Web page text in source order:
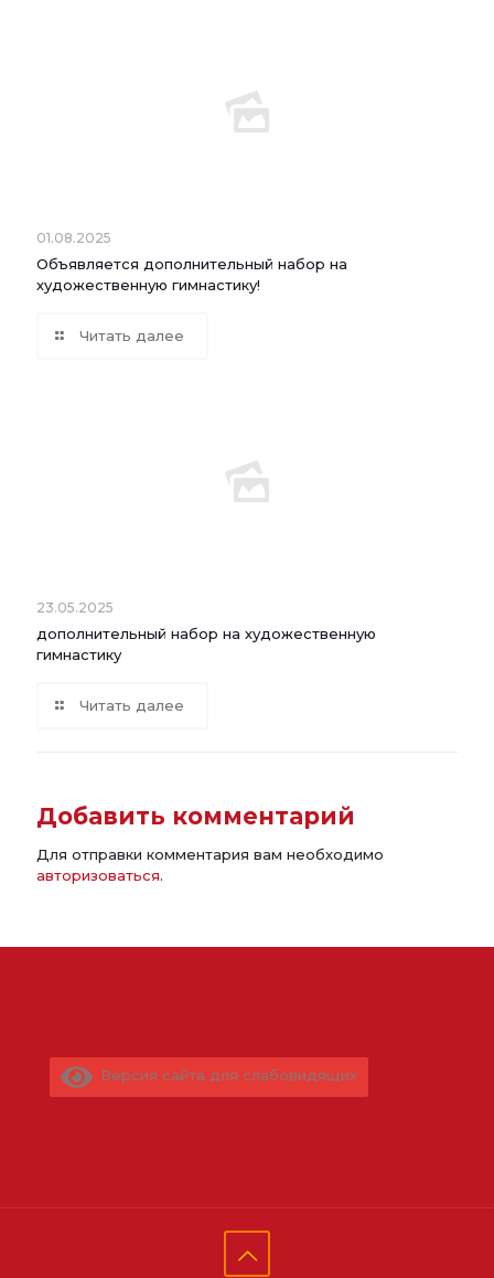
01.08.2025
Объявляется дополнительный набор на
художественную гимнастику!
Читать далее
23.05.2025
дополнительный набор на художественную
гимнастику
Читать далее
Добавить комментарий
Для отправки комментария вам необходимо
авторизоваться.
Версия сайта для слабовидящих